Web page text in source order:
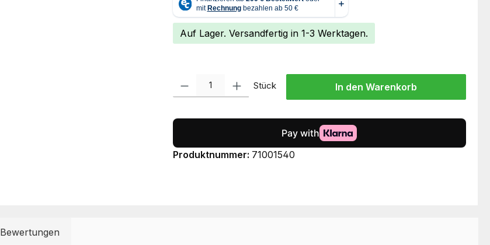
Auf Lager. Versandfertig in 1-3 Werktagen.
Produkt Anzahl: Gib den gewünschten Wert ein oder benutze die Schaltflächen
Stück In den Warenkorb
Produktnummer: 71001540
Bewertungen